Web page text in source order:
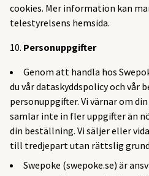
cookies. Mer information kan
telestyrelsens hemsida.
Personuppgifter
Genom att handla hos
du vår dataskyddspolicy och vår
personuppgifter. Vi värnar om
samlar inte in fler uppgifter än
din beställning. Vi säljer eller
till tredjepart utan rättslig
Swepoke (swepoke.se) är